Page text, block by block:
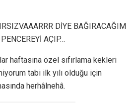
DİYE BAĞIRACAĞIM
AÇIP…
haftasına özel sıfırlama kekleri
tabi ilk yılı olduğu için
herhâlnehâ.